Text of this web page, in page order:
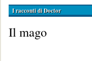
I racconti di Doctor
Il mago